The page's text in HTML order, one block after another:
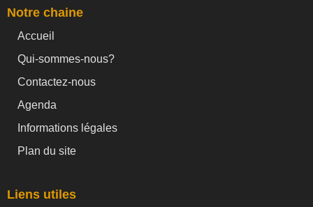
Notre chaine
Accueil
Qui-sommes-nous?
Contactez-nous
Agenda
Informations légales
Plan du site
Liens utiles